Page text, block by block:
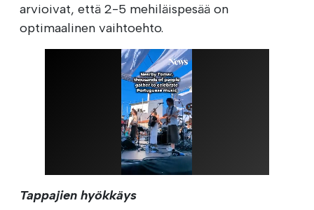
arvioivat, että 2-5 mehiläispesää on
optimaalinen vaihtoehto.
Tappajien hyökkäys